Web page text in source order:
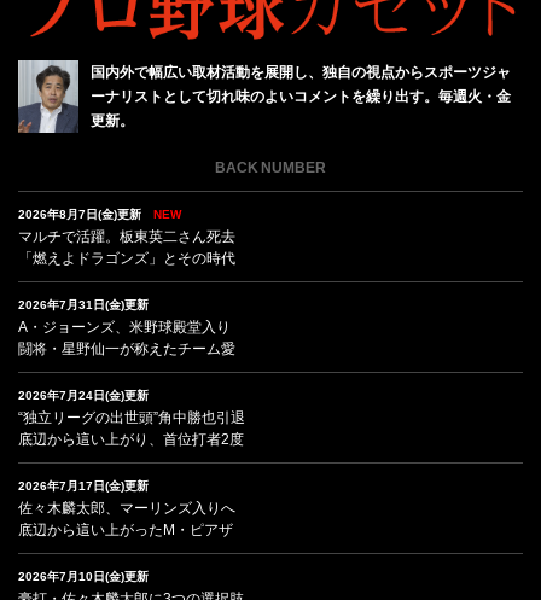
国内外で幅広い取材活動を展開し、独自の視点からスポーツジャ
ーナリストとして切れ味のよいコメントを繰り出す。毎週火・金
更新。
BACK NUMBER
2026年8月7日(金)更新 NEW
マルチで活躍。板東英二さん死去
「燃えよドラゴンズ」とその時代
2026年7月31日(金)更新
A・ジョーンズ、米野球殿堂入り
闘将・星野仙一が称えたチーム愛
2026年7月24日(金)更新
“独立リーグの出世頭”角中勝也引退
底辺から這い上がり、首位打者2度
2026年7月17日(金)更新
佐々木麟太郎、マーリンズ入りへ
底辺から這い上がったM・ピアザ
2026年7月10日(金)更新